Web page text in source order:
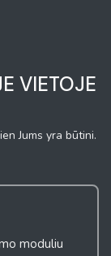
VIETOJE
Jums yra būtini.
moduliu